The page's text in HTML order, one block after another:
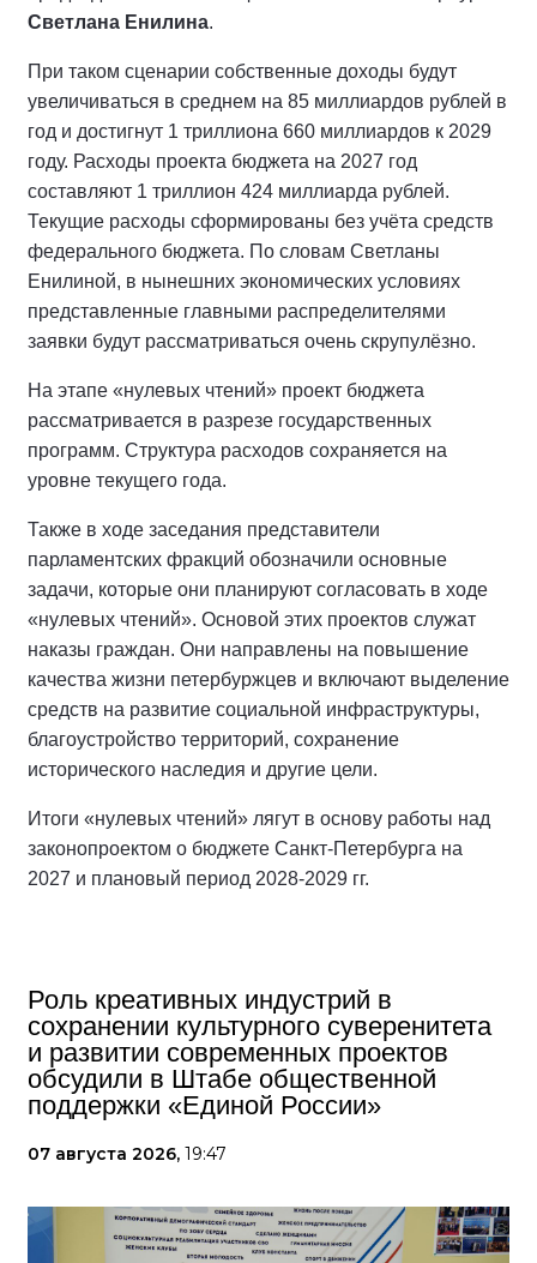
Светлана Енилина.
При таком сценарии собственные доходы будут
увеличиваться в среднем на 85 миллиардов рублей в
год и достигнут 1 триллиона 660 миллиардов к 2029
году. Расходы проекта бюджета на 2027 год
составляют 1 триллион 424 миллиарда рублей.
Текущие расходы сформированы без учёта средств
федерального бюджета. По словам Светланы
Енилиной, в нынешних экономических условиях
представленные главными распределителями
заявки будут рассматриваться очень скрупулёзно.
На этапе «нулевых чтений» проект бюджета
рассматривается в разрезе государственных
программ. Структура расходов сохраняется на
уровне текущего года.
Также в ходе заседания представители
парламентских фракций обозначили основные
задачи, которые они планируют согласовать в ходе
«нулевых чтений». Основой этих проектов служат
наказы граждан. Они направлены на повышение
качества жизни петербуржцев и включают выделение
средств на развитие социальной инфраструктуры,
благоустройство территорий, сохранение
исторического наследия и другие цели.
Итоги «нулевых чтений» лягут в основу работы над
законопроектом о бюджете Санкт-Петербурга на
2027 и плановый период 2028-2029 гг.
Роль креативных индустрий в
сохранении культурного суверенитета
и развитии современных проектов
обсудили в Штабе общественной
поддержки «Единой России»
07 августа 2026, 19:47